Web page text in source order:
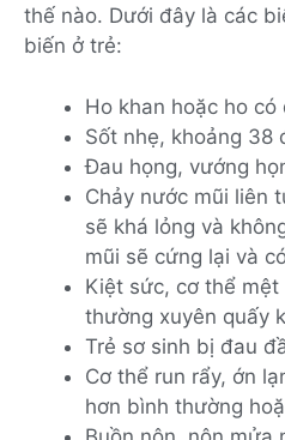
thế nào. Dưới đây là các
biến ở trẻ:
Ho khan hoặc ho có
Sốt nhẹ, khoảng 38
Đau họng, vướng
Chảy nước mũi liên
sẽ khá lỏng và
mũi sẽ cứng lại và
Kiệt sức, cơ thể
thường xuyên quấy
Trẻ sơ sinh bị đau
Cơ thể run rẩy, ớn
hơn bình thường